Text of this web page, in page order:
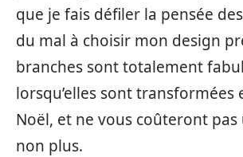
que je fais défiler la pensée
du mal à choisir mon design
branches sont totalement
lorsqu’elles sont transformées
Noël, et ne vous coûteront
non plus.